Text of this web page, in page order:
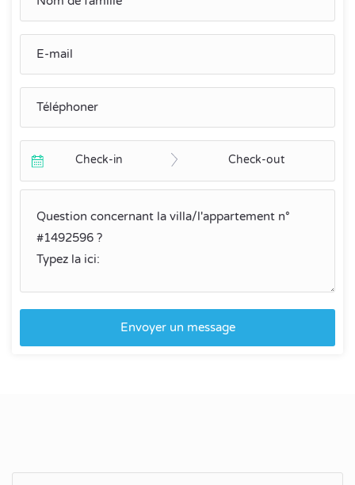
Check-in Check-out
Envoyer un message